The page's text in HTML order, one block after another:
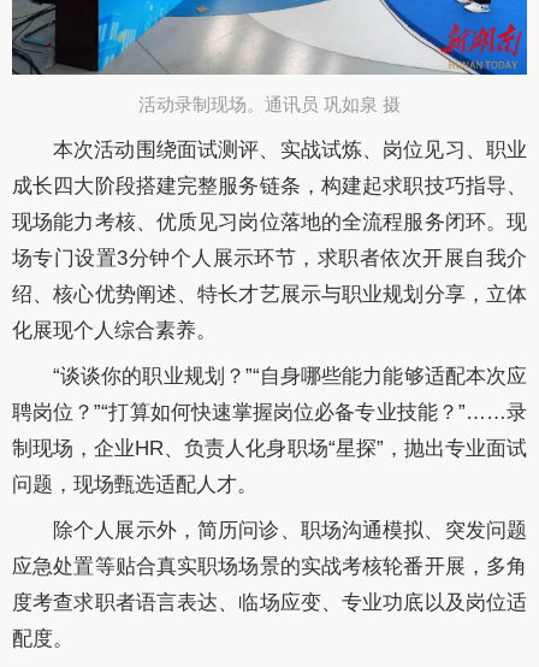
活动录制现场。通讯员 巩如泉 摄​
本次活动围绕面试测评、实战试炼、岗位见习、职业
成长四大阶段搭建完整服务链条，构建起求职技巧指导、
现场能力考核、优质见习岗位落地的全流程服务闭环。现
场专门设置3分钟个人展示环节，求职者依次开展自我介
绍、核心优势阐述、特长才艺展示与职业规划分享，立体
化展现个人综合素养。
“谈谈你的职业规划？”“自身哪些能力能够适配本次应
聘岗位？”“打算如何快速掌握岗位必备专业技能？”……录
制现场，企业HR、负责人化身职场“星探”，抛出专业面试
问题，现场甄选适配人才。
除个人展示外，简历问诊、职场沟通模拟、突发问题
应急处置等贴合真实职场场景的实战考核轮番开展，多角
度考查求职者语言表达、临场应变、专业功底以及岗位适
配度。